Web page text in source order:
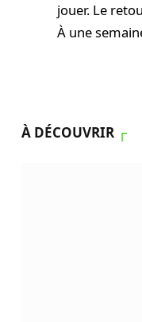
jouer. Le
À une
À DÉCOUVRIR ┌